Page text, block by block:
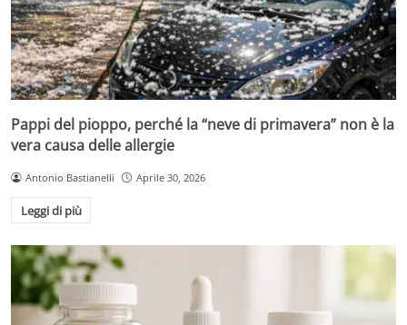
Pappi del pioppo, perché la “neve di primavera” non è la
vera causa delle allergie
Antonio Bastianelli Aprile 30, 2026
Leggi di più